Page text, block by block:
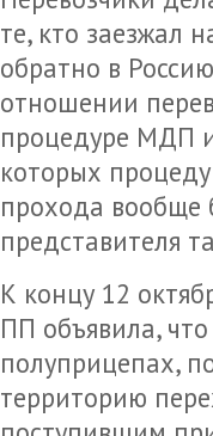
те, кто заезжал
обратно в
отношении
процедуре МДП
которых
прохода вообще
представителя
К концу 12
ПП объявила,
полуприцепах,
территорию